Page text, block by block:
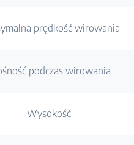
prędkość wirowania
podczas wirowania
Wysokość